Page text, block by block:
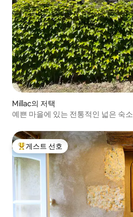
Millac의 저택
예쁜 마을에 있는 전통적인 넓은 숙소
상위 게스트 선호
게스트 선호